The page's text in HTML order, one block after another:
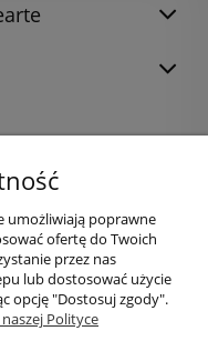
umożliwiają poprawne
ofertę do Twoich
przez nas
lub dostosować użycie
opcję "Dostosuj zgody".
Polityce